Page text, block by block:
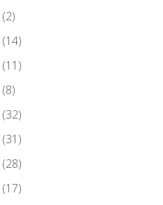
(2)
(14)
(11)
(8)
(32)
(31)
(28)
(17)